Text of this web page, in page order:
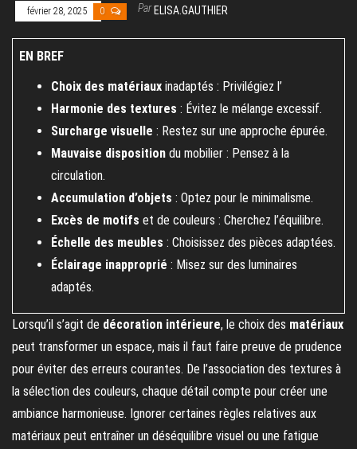
février 28, 2025 0 Par ELISA.GAUTHIER
EN BREF
Choix des matériaux inadaptés : Privilégiez l’
Harmonie des textures : Évitez le mélange excessif.
Surcharge visuelle : Restez sur une approche épurée.
Mauvaise disposition du mobilier : Pensez à la
circulation.
Accumulation d’objets : Optez pour le minimalisme.
Excès de motifs et de couleurs : Cherchez l’équilibre.
Échelle des meubles : Choisissez des pièces adaptées.
Éclairage inapproprié : Misez sur des luminaires
adaptés.
Lorsqu’il s’agit de décoration intérieure, le choix des matériaux
peut transformer un espace, mais il faut faire preuve de prudence
pour éviter des erreurs courantes. De l’association des textures à
la sélection des couleurs, chaque détail compte pour créer une
ambiance harmonieuse. Ignorer certaines règles relatives aux
matériaux peut entraîner un déséquilibre visuel ou une fatigue